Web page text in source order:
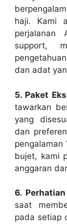
haji. Kami
perjalanan
support,
dan adat
5. Paket
tawarkan
yang
dan
pengalaman
bujet, kami
anggaran
6.
saat
pada setiap